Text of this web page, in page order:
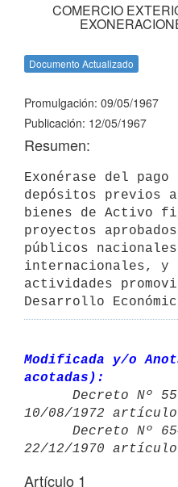
COMERCIO
Documento Actualizado
Promulgación: 09/05/1967
Publicación: 12/05/1967
Resumen:
Exonérase del
depósitos previos
bienes de Activo
proyectos
públicos
internacionales, y
actividades
Desarrollo
Modificada y/o
acotadas):
10/08/1972 artículo
22/12/1970 artículo
Artículo 1